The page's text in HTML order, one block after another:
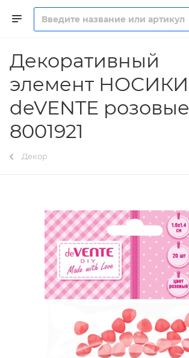
Декоративный
элемент НОСИКИ
deVENTE розовые
8001921
Декор